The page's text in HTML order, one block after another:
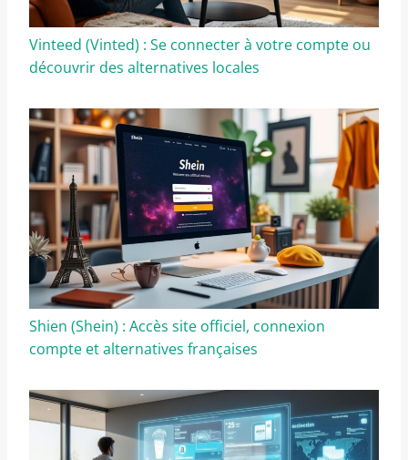
Vinteed (Vinted) : Se connecter à votre compte ou
découvrir des alternatives locales
Shien (Shein) : Accès site officiel, connexion
compte et alternatives françaises